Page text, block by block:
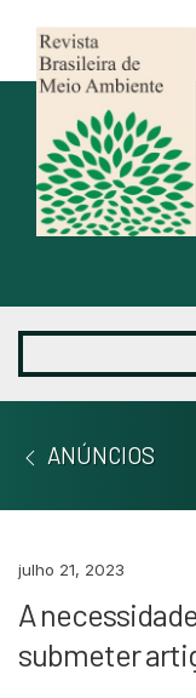
ANÚNCIOS
julho 21, 2023
A
submeter